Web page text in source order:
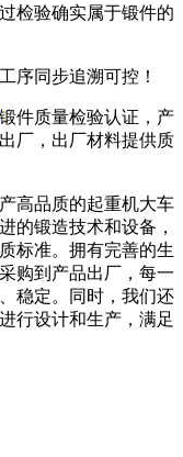
检验确实属于锻件的
序同步追溯可控！
锻件质量检验认证，产
厂，出厂材料提供质
高品质的起重机大车
的锻造技术和设备，
标准。拥有完善的生
购到产品出厂，每一
稳定。同时，我们还
行设计和生产，满足